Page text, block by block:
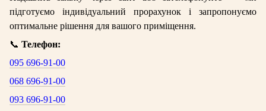
підготуємо індивідуальний прорахунок і запропонуємо
оптимальне рішення для вашого приміщення.
📞 Телефон:
095 696-91-00
068 696-91-00
093 696-91-00